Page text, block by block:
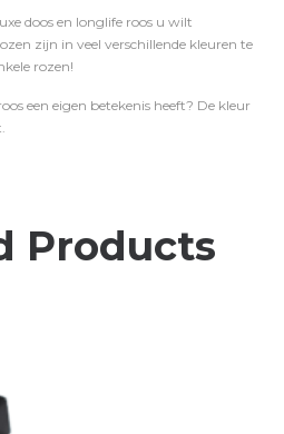
doos en longlife roos u wilt
zijn in veel verschillende kleuren te
rozen!
een eigen betekenis heeft? De kleur
Products